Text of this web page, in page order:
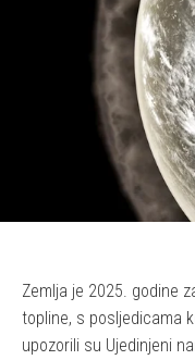
Zemlja je 2025. godine
topline, s posljedicama
upozorili su Ujedinjeni